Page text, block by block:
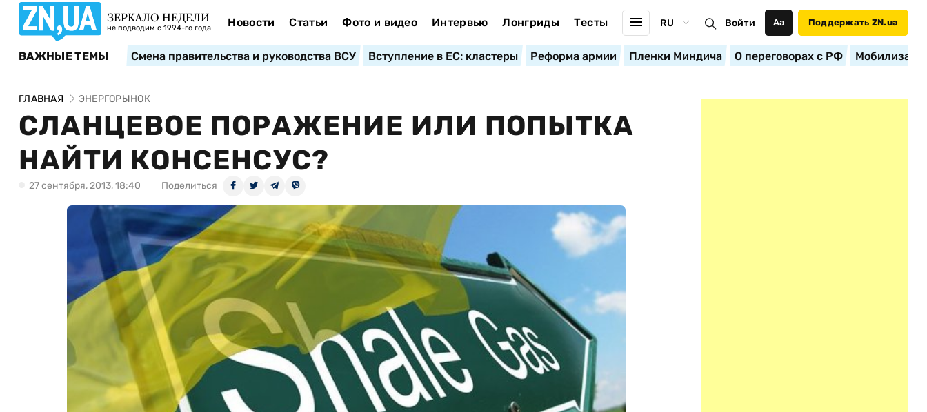
ЗЕРКАЛО НЕДЕЛИ
не подводим с 1994-го года Новости Статьи Фото и видео Интервью Лонгриды Тесты RU Войти Аа Поддержать ZN.ua
ВАЖНЫЕ ТЕМЫ Смена правительства и руководства ВСУ Вступление в ЕС: кластеры Реформа армии Пленки Миндича О переговорах с РФ
ГЛАВНАЯ ЭНЕРГОРЫНОК
СЛАНЦЕВОЕ ПОРАЖЕНИЕ ИЛИ ПОПЫТКА
НАЙТИ КОНСЕНСУС?
27 сентября, 2013, 18:40 Поделиться